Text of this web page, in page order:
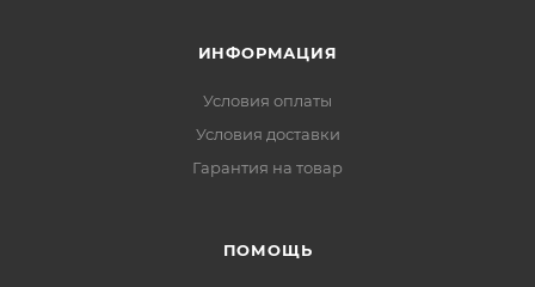
ИНФОРМАЦИЯ
Условия оплаты
Условия доставки
Гарантия на товар
ПОМОЩЬ